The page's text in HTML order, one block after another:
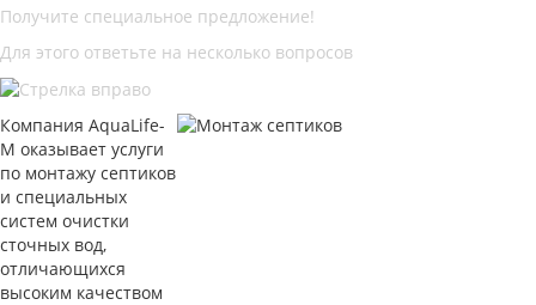
Получите специальное предложение!
Для этого ответьте на несколько вопросов
Компания AquaLife-
M оказывает услуги
по монтажу септиков
и специальных
систем очистки
сточных вод,
отличающихся
высоким качеством